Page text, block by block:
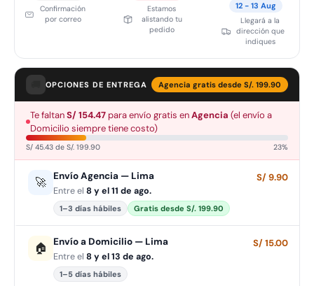
Confirmación
por correo
Estamos
alistando tu
pedido
12 - 13 Aug
Llegará a la
dirección que
indiques
OPCIONES DE ENTREGA Agencia gratis desde S/. 199.90
Te faltanS/ 154.47 para envío gratis enAgencia (el envío a
Domicilio siempre tiene costo)
S/ 45.43 de S/. 199.90 23%
🚀 Envío Agencia — Lima
Entre el 8 y el 11 de ago.
1–3 días hábiles Gratis desde S/. 199.90
S/ 9.90
🏠 Envío a Domicilio — Lima
Entre el 8 y el 13 de ago.
1–5 días hábiles
S/ 15.00